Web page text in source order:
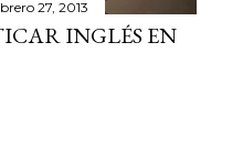
27, 2013
INGLÉS EN